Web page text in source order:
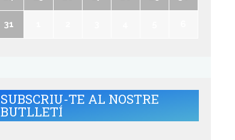
31
SUBSCRIU-TE AL NOSTRE
BUTLLETÍ